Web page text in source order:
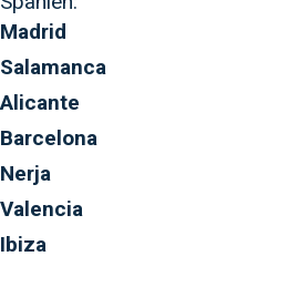
Madrid
Salamanca
Alicante
Barcelona
Nerja
Valencia
Ibiza